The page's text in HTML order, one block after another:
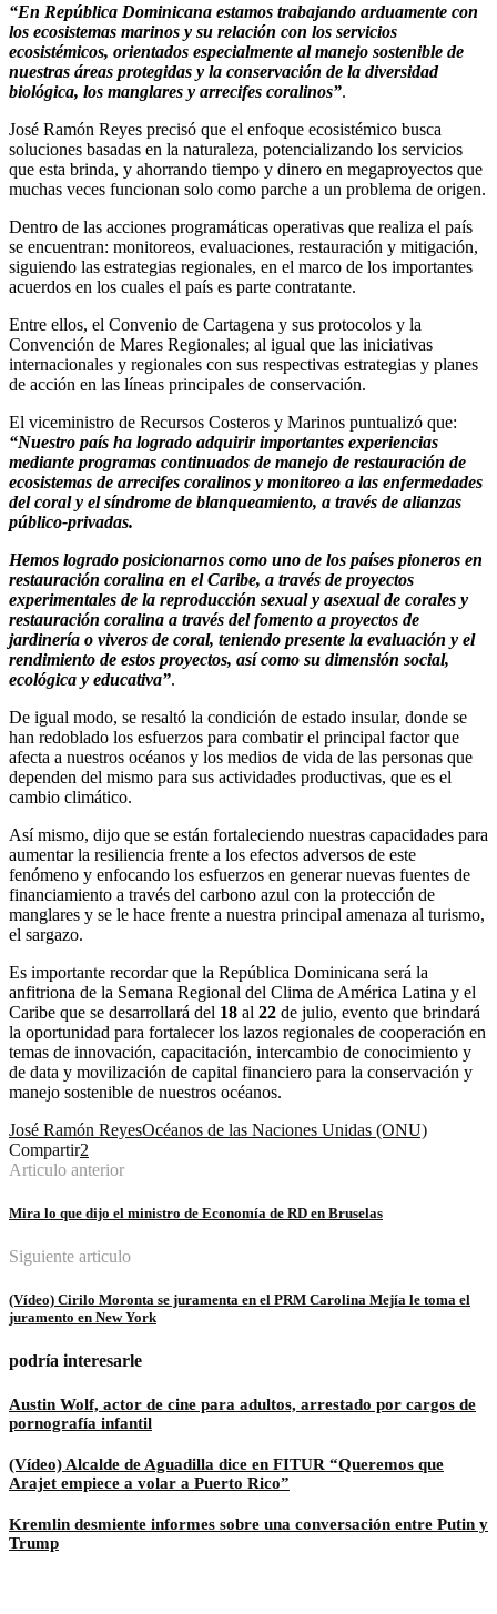
“En República Dominicana estamos trabajando arduamente con
los ecosistemas marinos y su relación con los servicios
ecosistémicos, orientados especialmente al manejo sostenible de
nuestras áreas protegidas y la conservación de la diversidad
biológica, los manglares y arrecifes coralinos”.
José Ramón Reyes precisó que el enfoque ecosistémico busca
soluciones basadas en la naturaleza, potencializando los servicios
que esta brinda, y ahorrando tiempo y dinero en megaproyectos que
muchas veces funcionan solo como parche a un problema de origen.
Dentro de las acciones programáticas operativas que realiza el país
se encuentran: monitoreos, evaluaciones, restauración y mitigación,
siguiendo las estrategias regionales, en el marco de los importantes
acuerdos en los cuales el país es parte contratante.
Entre ellos, el Convenio de Cartagena y sus protocolos y la
Convención de Mares Regionales; al igual que las iniciativas
internacionales y regionales con sus respectivas estrategias y planes
de acción en las líneas principales de conservación.
El viceministro de Recursos Costeros y Marinos puntualizó que:
“Nuestro país ha logrado adquirir importantes experiencias
mediante programas continuados de manejo de restauración de
ecosistemas de arrecifes coralinos y monitoreo a las enfermedades
del coral y el síndrome de blanqueamiento, a través de alianzas
público-privadas.
Hemos logrado posicionarnos como uno de los países pioneros en
restauración coralina en el Caribe, a través de proyectos
experimentales de la reproducción sexual y asexual de corales y
restauración coralina a través del fomento a proyectos de
jardinería o viveros de coral, teniendo presente la evaluación y el
rendimiento de estos proyectos, así como su dimensión social,
ecológica y educativa”.
De igual modo, se resaltó la condición de estado insular, donde se
han redoblado los esfuerzos para combatir el principal factor que
afecta a nuestros océanos y los medios de vida de las personas que
dependen del mismo para sus actividades productivas, que es el
cambio climático.
Así mismo, dijo que se están fortaleciendo nuestras capacidades para
aumentar la resiliencia frente a los efectos adversos de este
fenómeno y enfocando los esfuerzos en generar nuevas fuentes de
financiamiento a través del carbono azul con la protección de
manglares y se le hace frente a nuestra principal amenaza al turismo,
el sargazo.
Es importante recordar que la República Dominicana será la
anfitriona de la Semana Regional del Clima de América Latina y el
Caribe que se desarrollará del 18 al 22 de julio, evento que brindará
la oportunidad para fortalecer los lazos regionales de cooperación en
temas de innovación, capacitación, intercambio de conocimiento y
de data y movilización de capital financiero para la conservación y
manejo sostenible de nuestros océanos.
José Ramón ReyesOcéanos de las Naciones Unidas (ONU)
Compartir2
Articulo anterior
Mira lo que dijo el ministro de Economía de RD en Bruselas
Siguiente articulo
(Vídeo) Cirilo Moronta se juramenta en el PRM Carolina Mejía le toma el
juramento en New York
podría interesarle
Austin Wolf, actor de cine para adultos, arrestado por cargos de
pornografía infantil
(Vídeo) Alcalde de Aguadilla dice en FITUR “Queremos que
Arajet empiece a volar a Puerto Rico”
Kremlin desmiente informes sobre una conversación entre Putin y
Trump